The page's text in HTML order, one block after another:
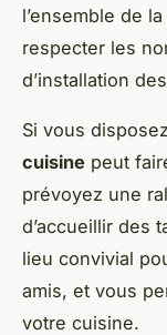
l’ensemble de
respecter les
d’installation
Si vous
cuisine peut
prévoyez une
d’accueillir des
lieu convivial
amis, et vous
votre cuisine.